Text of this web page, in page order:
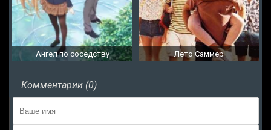
Ангел по соседству Лето Саммер
Комментарии (0)